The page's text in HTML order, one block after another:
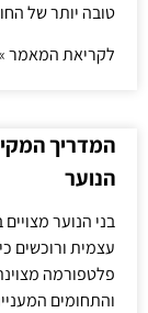
טובה יותר של
לקריאת המאמר
המדריך
הנוער
בני הנוער
עצמית ורוכשים
פלטפורמה
והתחומים